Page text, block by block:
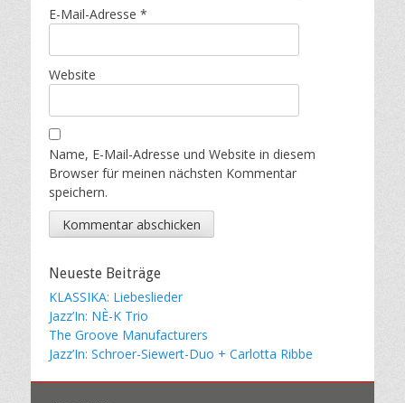
E-Mail-Adresse *
Website
Name, E-Mail-Adresse und Website in diesem
Browser für meinen nächsten Kommentar
speichern.
Neueste Beiträge
KLASSIKA: Liebeslieder
Jazz’In: NÈ-K Trio
The Groove Manufacturers
Jazz’In: Schroer-Siewert-Duo + Carlotta Ribbe